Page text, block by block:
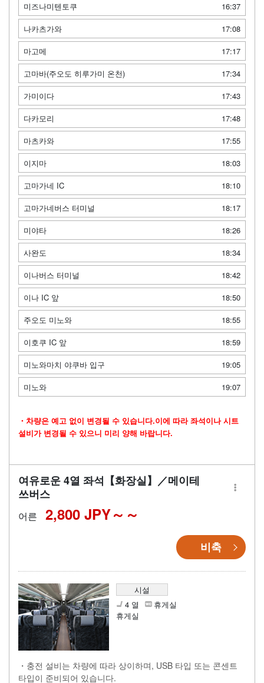
미즈나미텐토쿠
16:37
나카츠가와
17:08
마고메
17:17
고마바(주오도 히루가미 온천)
17:34
가미이다
17:43
다카모리
17:48
마츠카와
17:55
이지마
18:03
고마가네 IC
18:10
고마가네버스 터미널
18:17
미야타
18:26
사완도
18:34
이나버스 터미널
18:42
이나 IC 앞
18:50
주오도 미노와
18:55
이호쿠 IC 앞
18:59
미노와마치 야쿠바 입구
19:05
미노와
19:07
・차량은 예고 없이 변경될 수 있습니다.이에 따라 좌석이나 시트
설비가 변경될 수 있으니 미리 양해 바랍니다.
여유로운 4열 좌석【화장실】／메이테
쓰버스
어른 2,800 JPY～
비축
시설
4 열
휴게실
휴게실
・충전 설비는 차량에 따라 상이하며, USB 타입 또는 콘센트
타입이 준비되어 있습니다.